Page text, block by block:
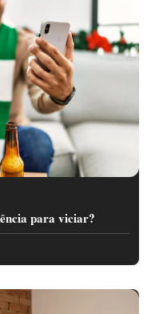
para viciar?